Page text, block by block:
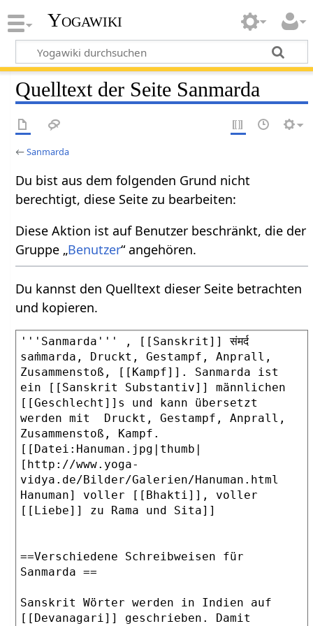
Yogawiki
Quelltext der Seite Sanmarda
←Sanmarda
Du bist aus dem folgenden Grund nicht
berechtigt, diese Seite zu bearbeiten:
Diese Aktion ist auf Benutzer beschränkt, die der
Gruppe „Benutzer“ angehören.
Du kannst den Quelltext dieser Seite betrachten
und kopieren.